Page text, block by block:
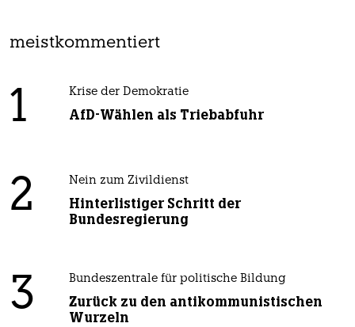
meistkommentiert
1 Krise der Demokratie
AfD-Wählen als Triebabfuhr
2 Nein zum Zivildienst
Hinterlistiger Schritt der
Bundesregierung
3 Bundeszentrale für politische Bildung
Zurück zu den antikommunistischen
Wurzeln